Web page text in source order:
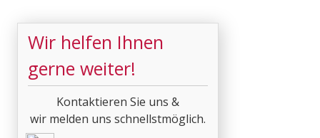
Wir helfen Ihnen
gerne weiter!
Kontaktieren Sie uns &
wir melden uns schnellstmöglich.